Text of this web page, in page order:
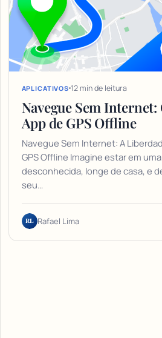
APLICATIVOS 12 min de leitura
Navegue Sem
App de GPS Offline
Navegue Sem Internet: A
GPS Offline Imagine estar em
desconhecida, longe de casa, e
seu…
RL Rafael Lima